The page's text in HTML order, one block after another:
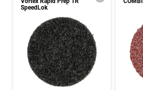
SpeedLok